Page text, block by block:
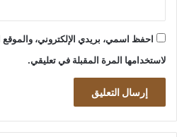
احفظ اسمي، بريدي الإلكتروني، والموقع
لاستخدامها المرة المقبلة في تعليقي.